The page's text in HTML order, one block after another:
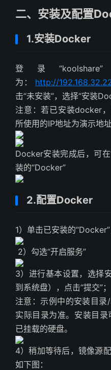
二、安装及配置
1.安装Docker
登录
为： http://
击“未安装”，选择“安装
注意：若已安装docker
所使用的IP地址为演示地
Docker安装完成后，可
装的“Docker”
2.配置Docker
1）单击已安装的
2）勾选“开启服务”
3）进行基本设置，选择
到系统盘），点击“提交”；
注意：示例中的安装目
实际目录为准。安装目
已挂载的硬盘。
4）稍加等待后，镜像源
如下图：